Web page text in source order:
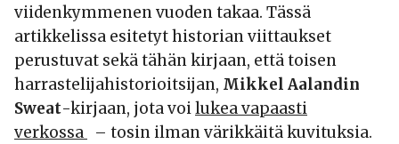
viidenkymmenen vuoden takaa. Tässä
artikkelissa esitetyt historian viittaukset
perustuvat sekä tähän kirjaan, että toisen
harrastelijahistorioitsijan, Mikkel Aalandin
Sweat-kirjaan, jota voilukea vapaasti
verkossa
– tosin ilman värikkäitä kuvituksia.